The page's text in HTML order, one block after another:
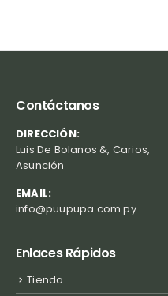
Contáctanos
DIRECCIÓN:
Luis De Bolanos &, Carios,
Asunción
EMAIL:
info@puupupa.com.py
Enlaces Rápidos
Tienda